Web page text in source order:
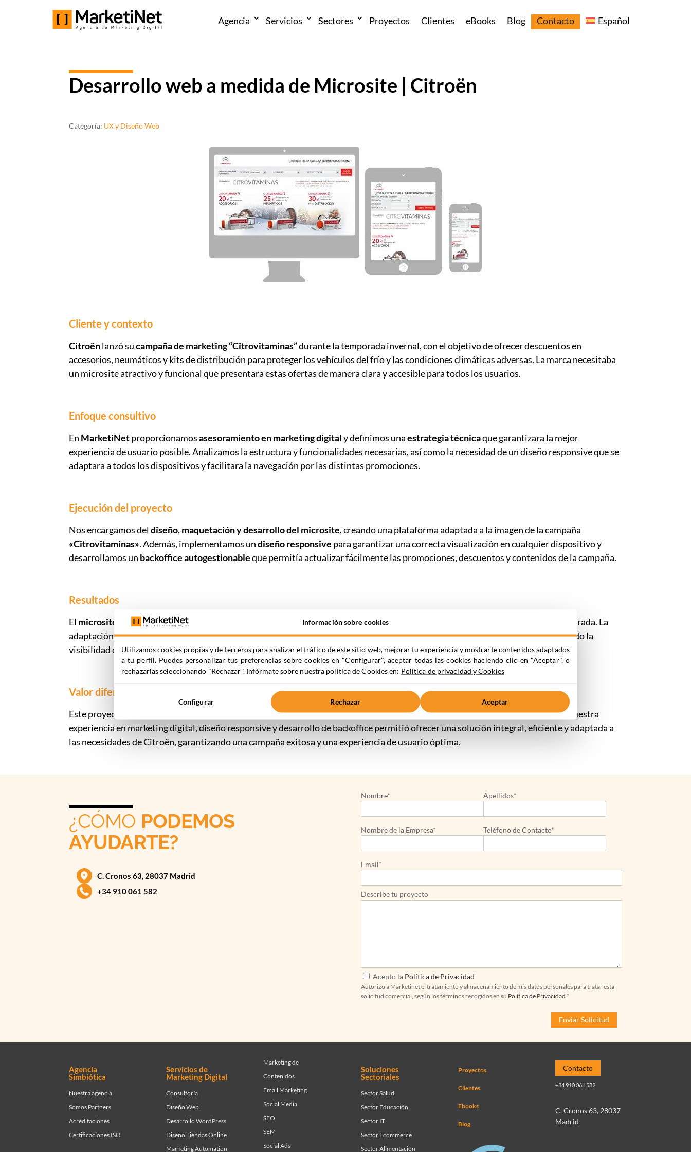
Agencia Servicios Sectores Proyectos Clientes eBooks Blog Contacto Español
Desarrollo web a medida de Microsite | Citroën
Categoría: UX y Diseño Web
Cliente y contexto
Citroënlanzó sucampaña de marketing “Citrovitaminas”durante la temporada invernal, con el objetivo de ofrecer descuentos en
accesorios, neumáticos y kits de distribución para proteger los vehículos del frío y las condiciones climáticas adversas. La marca necesitaba
un microsite atractivo y funcional que presentara estas ofertas de manera clara y accesible para todos los usuarios.
Enfoque consultivo
En MarketiNetproporcionamosasesoramiento en marketing digitaly definimos unaestrategia técnicaque garantizara la mejor
experiencia de usuario posible. Analizamos la estructura y funcionalidades necesarias, así como la necesidad de un diseño responsive que se
adaptara a todos los dispositivos y facilitara la navegación por las distintas promociones.
Ejecución del proyecto
Nos encargamos deldiseño, maquetación y desarrollo del microsite, creando una plataforma adaptada a la imagen de la campaña
«Citrovitaminas». Además, implementamos undiseño responsive para garantizar una correcta visualización en cualquier dispositivo y
desarrollamos un backoffice autogestionableque permitía actualizar fácilmente las promociones, descuentos y contenidos de la campaña.
Resultados
El microsite permitió a Citroën comunicar sus ofertas
de manera clara y efectiva, facilitando el acceso a los descuentos de temporada. La
adaptación a múltiples dispositivosmejoró la experiencia de los usuarios, aumentando la interacción con la campaña y reforzando la
visibilidad de la marca durante la temporada invernal.
Valor diferencial
Este proyecto refleja la capacidad de MarketiNet para combinar asesoramiento estratégico con ejecución técnicaavanzada. Nuestra
experiencia en marketing digital, diseño responsive y desarrollo de backoffice permitió ofrecer una solución integral, eficiente y adaptada a
las necesidades de Citroën, garantizando una campaña exitosa y una experiencia de usuario óptima.
¿CÓMO PODEMOS
AYUDARTE?
C. Cronos 63, 28037 Madrid
+34 910 061 582
Nombre* Apellidos*
Nombre de la Empresa* Teléfono de Contacto*
Email*
Describe tu proyecto
Acepto la Política de Privacidad
Autorizo a Marketinet el tratamiento y almacenamiento de mis datos personales para tratar esta
solicitud comercial, según los términos recogidos en su Política de Privacidad .*
Agencia
Simbiótica
Nuestra agencia
Somos Partners
Acreditaciones
Certificaciones ISO
Servicios de
Marketing Digital
Consultoría
Diseño Web
Desarrollo WordPress
Diseño Tiendas Online
Marketing Automation
Marketing de
Contenidos
Email Marketing
Social Media
SEO
SEM
Social Ads
Soluciones
Sectoriales
Sector Salud
Sector Educación
Sector IT
Sector Ecommerce
Sector Alimentación
Proyectos
Clientes
Ebooks
Blog
Contacto
+34 910 061 582
C. Cronos 63, 28037
Madrid
Información sobre cookies
Utilizamos cookies propias y de terceros para analizar el tráfico de este sitio web, mejorar tu experiencia y mostrarte contenidos adaptados
a tu perfil. Puedes personalizar tus preferencias sobre cookies en "Configurar", aceptar todas las cookies haciendo clic en "Aceptar", o
rechazarlas seleccionando "Rechazar". Infórmate sobre nuestra política de Cookies en: Politica de privacidad y Cookies
Configurar Rechazar Aceptar